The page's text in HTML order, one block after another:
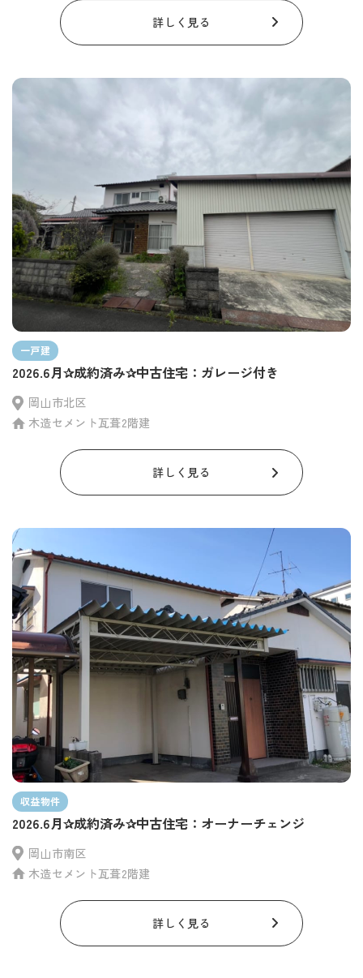
詳しく見る
一戸建
2026.6月✰成約済み✰中古住宅：ガレージ付き
岡山市北区
木造セメント瓦葺2階建
詳しく見る
収益物件
2026.6月✰成約済み✰中古住宅：オーナーチェンジ
岡山市南区
木造セメント瓦葺2階建
詳しく見る